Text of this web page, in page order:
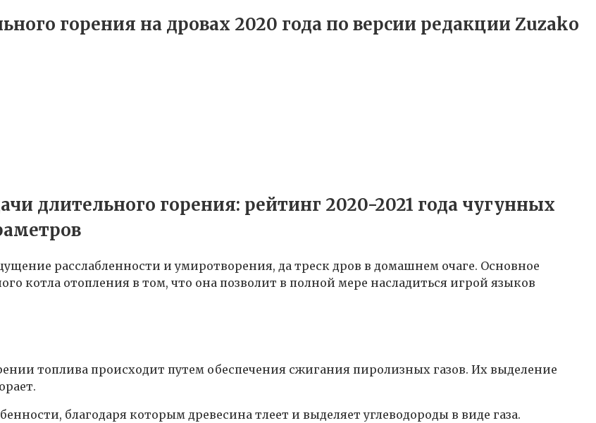
горения на дровах 2020 года по версии редакции Zuzako
длительного горения: рейтинг 2020-2021 года чугунных
расслабленности и умиротворения, да треск дров в домашнем очаге. Основное
котла отопления в том, что она позволит в полной мере насладиться игрой языков
топлива происходит путем обеспечения сжигания пиролизных газов. Их выделение
благодаря которым древесина тлеет и выделяет углеводороды в виде газа.